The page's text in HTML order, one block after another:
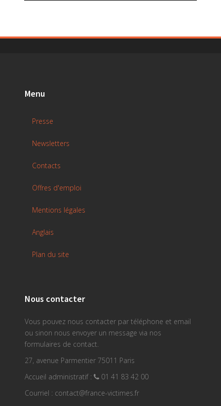
Menu
Presse
Newsletters
Contacts
Offres d'emploi
Mentions légales
Anglais
Plan du site
Nous contacter
Vous pouvez nous contacter par téléphone et email
ou sinon nous envoyer un message via nos
formulaires de contact.
27, avenue Parmentier 75011 Paris
Accueil administratif :
01 41 83 42 00
Courriel : contact@france-victimes.fr